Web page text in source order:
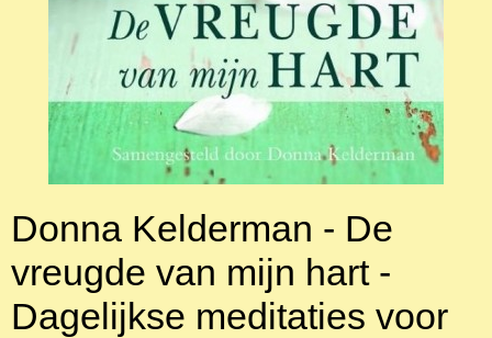
Donna Kelderman - De
vreugde van mijn hart -
Dagelijkse meditaties voor